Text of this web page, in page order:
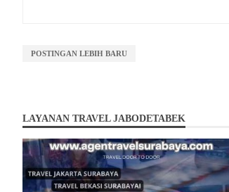
POSTINGAN LEBIH BARU
LAYANAN TRAVEL JABODETABEK